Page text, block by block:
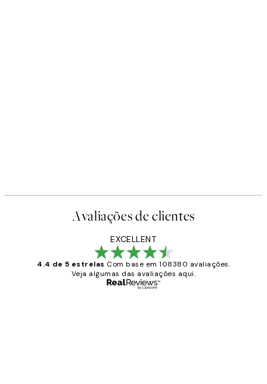
Avaliações de clientes
EXCELLENT
4.4 de 5 estrelas Com base em 108380 avaliações.
Veja algumas das avaliações aqui.